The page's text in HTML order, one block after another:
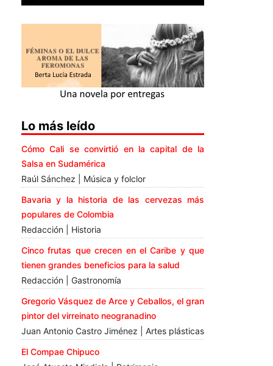
Lo más leído
Cómo Cali se convirtió en la capital de la
Salsa en Sudamérica
Raúl Sánchez | Música y folclor
Bavaria y la historia de las cervezas más
populares de Colombia
Redacción | Historia
Cinco frutas que crecen en el Caribe y que
tienen grandes beneficios para la salud
Redacción | Gastronomía
Gregorio Vásquez de Arce y Ceballos, el gran
pintor del virreinato neogranadino
Juan Antonio Castro Jiménez | Artes plásticas
El Compae Chipuco